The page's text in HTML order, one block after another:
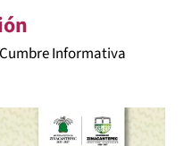
Informativa